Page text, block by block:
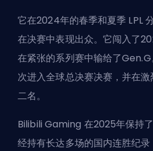
它在2024年的春季和夏季 LPL
在决赛中表现出众。它闯入了
在紧张的系列赛中输给了Gen.G
次进入全球总决赛决赛，并在
二名。
Bilibili Gaming 在2025年保持
经持有长达多场的国内连胜纪